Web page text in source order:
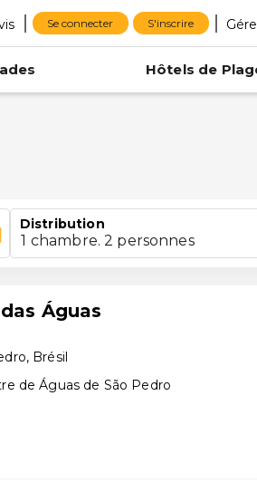
Se connecter S'inscrire
Hôtels de
Distribution
1 chambre. 2 personnes
Águas
, Brésil
de Águas de São Pedro